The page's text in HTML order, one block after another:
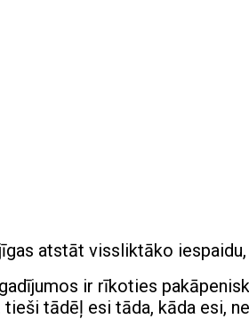
atstāt vissliktāko
ir rīkoties
tādēļ esi tāda, kāda esi,